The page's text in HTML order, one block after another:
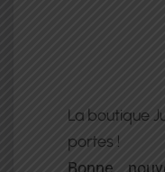
La boutique
portes !
Bonne